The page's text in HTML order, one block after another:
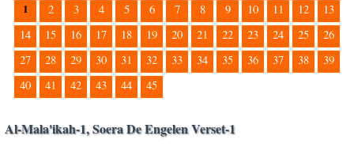
1 2 3 4 5 6 7 8 9 10 11 12
13
14
15 16 17 18 19 20 21 22 23 24 25
26
27
28 29 30 31 32 33 34 35 36 37 38
39
40
41 42 43 44 45
Al-Mala'ikah-1, Soera De Engelen Verset-1